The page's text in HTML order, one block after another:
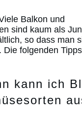
Balkon und
sind kaum als
so dass man
Die folgenden
kann ich